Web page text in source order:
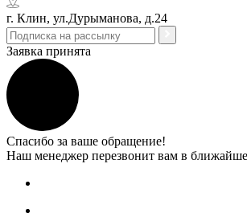
г. Клин, ул.Дурыманова, д.24
Заявка принята
Спасибо за ваше обращение!
Наш менеджер перезвонит вам в